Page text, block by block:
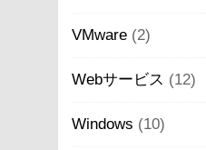
VMware (2)
Webサービス (12)
Windows (10)